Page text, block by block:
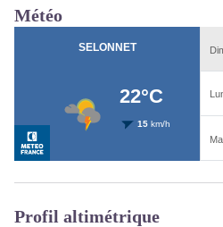
Météo
Profil altimétrique